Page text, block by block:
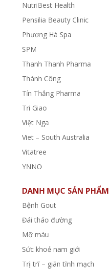
NutriBest Health
Pensilia Beauty Clinic
Phương Hà Spa
SPM
Thanh Thanh Pharma
Thành Công
Tín Thắng Pharma
Tri Giao
Việt Nga
Viet – South Australia
Vitatree
YNNO
DANH MỤC SẢN PHẨM
Bệnh Gout
Đái tháo đường
Mỡ máu
Sức khoẻ nam giới
Trị trĩ – giãn tĩnh mạch